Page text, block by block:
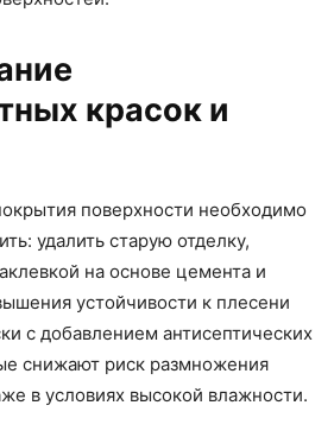
красок и
поверхности необходимо
удалить старую отделку,
на основе цемента и
устойчивости к плесени
с добавлением антисептических
снижают риск размножения
в условиях высокой влажности.